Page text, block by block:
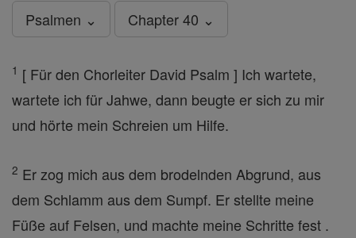
Psalmen ⌄ Chapter 40 ⌄
1 [ Für den Chorleiter David Psalm ] Ich wartete,
wartete ich für Jahwe, dann beugte er sich zu mir
und hörte mein Schreien um Hilfe.
2 Er zog mich aus dem brodelnden Abgrund, aus
dem Schlamm aus dem Sumpf. Er stellte meine
Füße auf Felsen, und machte meine Schritte fest .